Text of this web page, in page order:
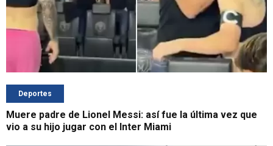
Deportes
Muere padre de Lionel Messi: así fue la última vez que
vio a su hijo jugar con el Inter Miami